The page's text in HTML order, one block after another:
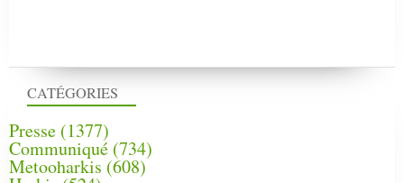
CATÉGORIES
Presse (1377)
Communiqué (734)
Metooharkis (608)